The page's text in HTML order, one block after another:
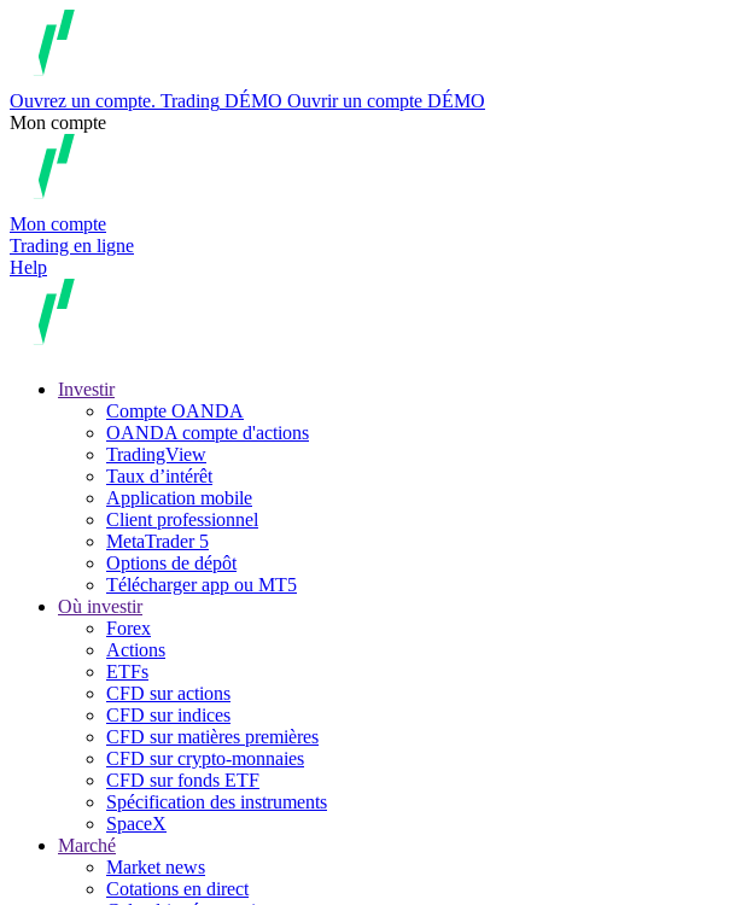
Ouvrez un compte. Trading DÉMO Ouvrir un compte DÉMO
Mon compte
Mon compte
Trading en ligne
Help
Investir
Compte OANDA
OANDA compte d'actions
TradingView
Taux d’intérêt
Application mobile
Client professionnel
MetaTrader 5
Options de dépôt
Télécharger app ou MT5
Où investir
Forex
Actions
ETFs
CFD sur actions
CFD sur indices
CFD sur matières premières
CFD sur crypto-monnaies
CFD sur fonds ETF
Spécification des instruments
SpaceX
Marché
Market news
Cotations en direct